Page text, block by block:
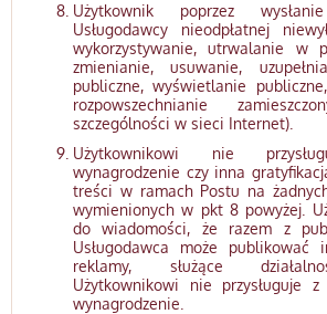
Użytkownik poprzez
Usługodawcy nieodpłatnej
wykorzystywanie, utrwalanie w
zmienianie, usuwanie,
publiczne, wyświetlanie
rozpowszechnianie
szczególności w sieci Internet).
Użytkownikowi nie
wynagrodzenie czy inna
treści w ramach Postu na
wymienionych w pkt 8 powyżej.
do wiadomości, że razem z
Usługodawca może
reklamy, służące
Użytkownikowi nie przysługuje
wynagrodzenie.